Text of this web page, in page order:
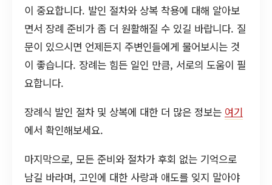
이 중요합니다. 발인 절차와 상복 착용에 대해 알아보
면서 장례 준비가 좀 더 원활해질 수 있길 바랍니다. 질
문이 있으시면 언제든지 주변인들에게 물어보시는 것
이 좋습니다. 장례는 힘든 일인 만큼, 서로의 도움이 필
요합니다.
장례식 발인 절차 및 상복에 대한 더 많은 정보는 여기
에서 확인해보세요.
마지막으로, 모든 준비와 절차가 후회 없는 기억으로
남길 바라며, 고인에 대한 사랑과 애도를 잊지 말아야